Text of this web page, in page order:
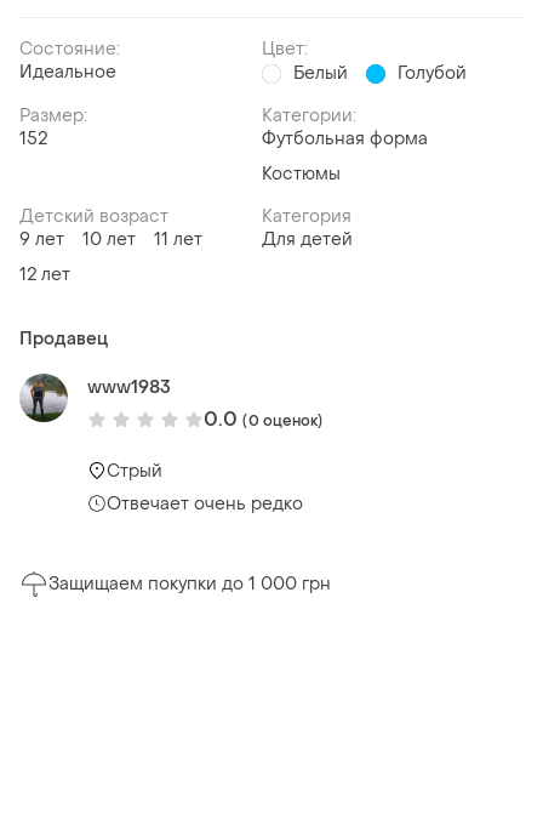
Состояние:
Идеальное
Цвет:
Белый
Голубой
Размер:
152
Категории:
Футбольная форма
Костюмы
Детский возраст
9 лет
10 лет
11 лет
12 лет
Категория
Для детей
Продавец
www1983
0.0 (0 оценок)
Стрый
Отвечает очень редко
Защищаем покупки до 1 000 грн